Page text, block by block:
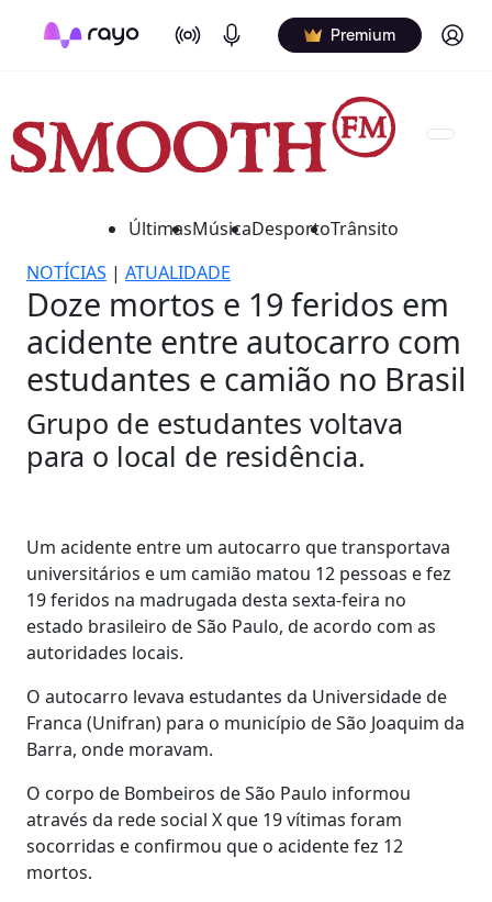
On Air Podcasts Premium Log in
ÚltimasMúsicaDesportoTrânsito
NOTÍCIAS | ATUALIDADE
Doze mortos e 19 feridos em
acidente entre autocarro com
estudantes e camião no Brasil
Grupo de estudantes voltava
para o local de residência.
Um acidente entre um autocarro que transportava
universitários e um camião matou 12 pessoas e fez
19 feridos na madrugada desta sexta-feira no
estado brasileiro de São Paulo, de acordo com as
autoridades locais.
O autocarro levava estudantes da Universidade de
Franca (Unifran) para o município de São Joaquim da
Barra, onde moravam.
O corpo de Bombeiros de São Paulo informou
através da rede social X que 19 vítimas foram
socorridas e confirmou que o acidente fez 12
mortos.